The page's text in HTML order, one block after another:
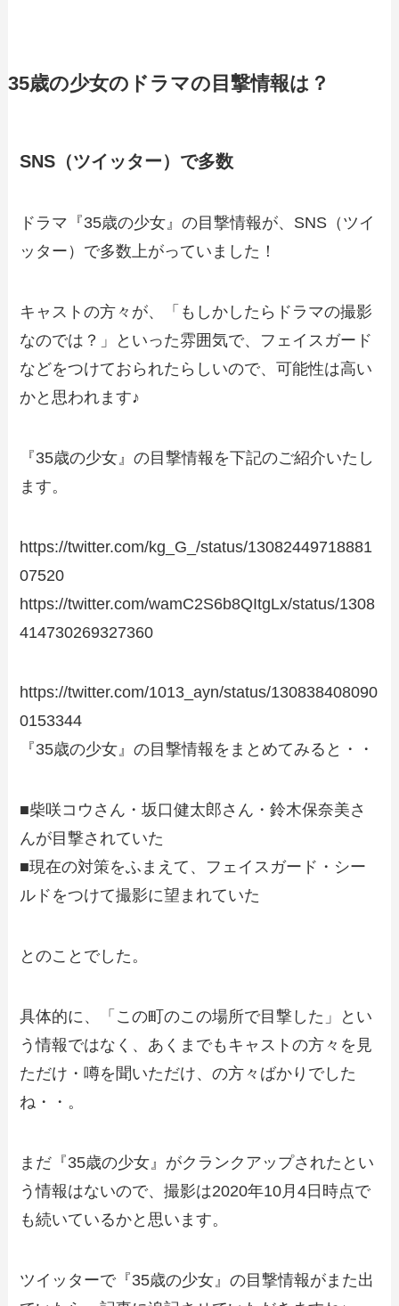
35歳の少女のドラマの目撃情報は？
SNS（ツイッター）で多数
ドラマ『35歳の少女』の目撃情報が、SNS（ツイ
ッター）で多数上がっていました！
キャストの方々が、「もしかしたらドラマの撮影
なのでは？」といった雰囲気で、フェイスガード
などをつけておられたらしいので、可能性は高い
かと思われます♪
『35歳の少女』の目撃情報を下記のご紹介いたし
ます。
https://twitter.com/kg_G_/status/13082449718881
07520
https://twitter.com/wamC2S6b8QItgLx/status/1308
414730269327360
https://twitter.com/1013_ayn/status/130838408090
0153344
『35歳の少女』の目撃情報をまとめてみると・・
■柴咲コウさん・坂口健太郎さん・鈴木保奈美さ
んが目撃されていた
■現在の対策をふまえて、フェイスガード・シー
ルドをつけて撮影に望まれていた
とのことでした。
具体的に、「この町のこの場所で目撃した」とい
う情報ではなく、あくまでもキャストの方々を見
ただけ・噂を聞いただけ、の方々ばかりでした
ね・・。
まだ『35歳の少女』がクランクアップされたとい
う情報はないので、撮影は2020年10月4日時点で
も続いているかと思います。
ツイッターで『35歳の少女』の目撃情報がまた出